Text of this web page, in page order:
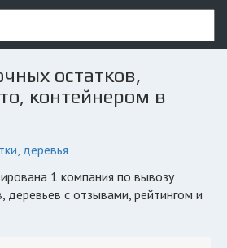
остатков,
контейнером в
деревья
деревьев с отзывами, рейтингом и